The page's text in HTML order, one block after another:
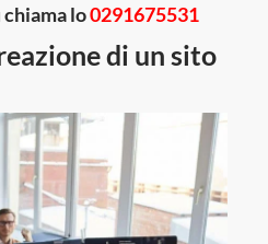
chiama lo0291675531
di un sito